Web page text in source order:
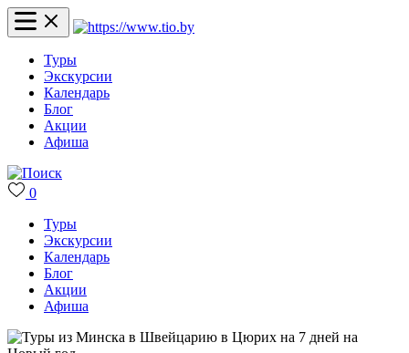
Туры
Экскурсии
Календарь
Блог
Акции
Афиша
0
Туры
Экскурсии
Календарь
Блог
Акции
Афиша